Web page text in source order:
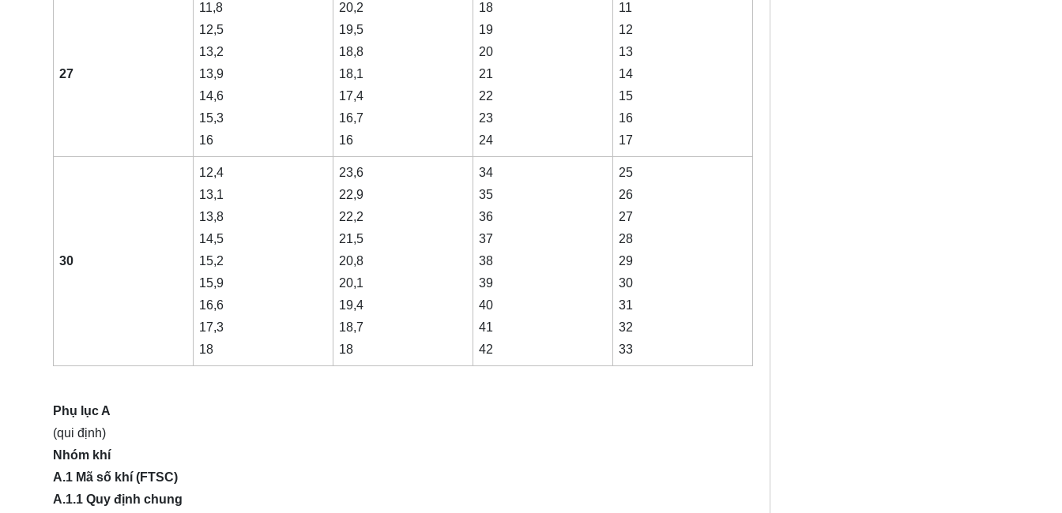
27
11,8
12,5
13,2
13,9
14,6
15,3
16
20,2
19,5
18,8
18,1
17,4
16,7
16
18
19
20
21
22
23
24
11
12
13
14
15
16
17
30
12,4
13,1
13,8
14,5
15,2
15,9
16,6
17,3
18
23,6
22,9
22,2
21,5
20,8
20,1
19,4
18,7
18
34
35
36
37
38
39
40
41
42
25
26
27
28
29
30
31
32
33
Phụ lục A
(qui định)
Nhóm khí
A.1 Mã số khí (FTSC)
A.1.1 Quy định chung